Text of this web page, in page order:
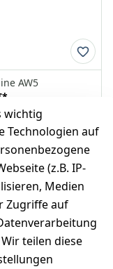
AW5
*
wichtig
Technologien auf
(z.B. IP-
Medien
Zugriffe auf
teilen diese